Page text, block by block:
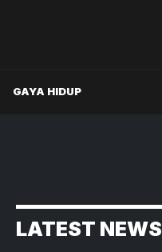
GAYA HIDUP
LATEST NEWS